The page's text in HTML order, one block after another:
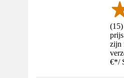
(15)
zijn
€*/